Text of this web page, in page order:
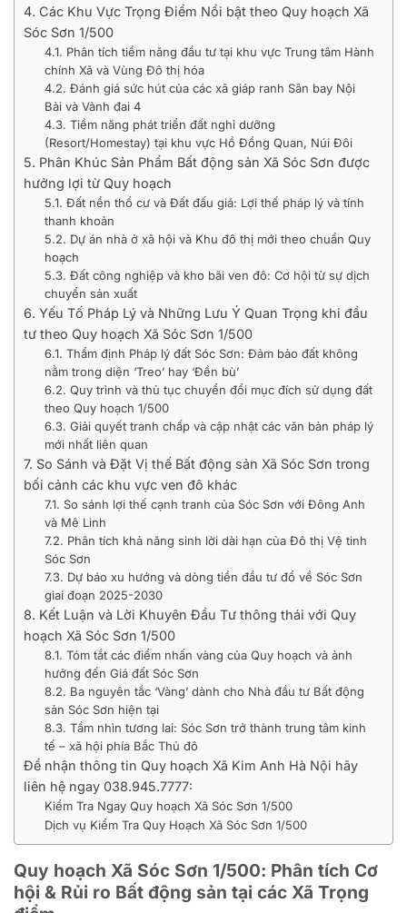
4. Các Khu Vực Trọng Điểm Nổi bật theo Quy hoạch Xã
Sóc Sơn 1/500
4.1. Phân tích tiềm năng đầu tư tại khu vực Trung tâm Hành
chính Xã và Vùng Đô thị hóa
4.2. Đánh giá sức hút của các xã giáp ranh Sân bay Nội
Bài và Vành đai 4
4.3. Tiềm năng phát triển đất nghỉ dưỡng
(Resort/Homestay) tại khu vực Hồ Đồng Quan, Núi Đôi
5. Phân Khúc Sản Phẩm Bất động sản Xã Sóc Sơn được
hưởng lợi từ Quy hoạch
5.1. Đất nền thổ cư và Đất đấu giá: Lợi thế pháp lý và tính
thanh khoản
5.2. Dự án nhà ở xã hội và Khu đô thị mới theo chuẩn Quy
hoạch
5.3. Đất công nghiệp và kho bãi ven đô: Cơ hội từ sự dịch
chuyển sản xuất
6. Yếu Tố Pháp Lý và Những Lưu Ý Quan Trọng khi đầu
tư theo Quy hoạch Xã Sóc Sơn 1/500
6.1. Thẩm định Pháp lý đất Sóc Sơn: Đảm bảo đất không
nằm trong diện ‘Treo’ hay ‘Đền bù’
6.2. Quy trình và thủ tục chuyển đổi mục đích sử dụng đất
theo Quy hoạch 1/500
6.3. Giải quyết tranh chấp và cập nhật các văn bản pháp lý
mới nhất liên quan
7. So Sánh và Đặt Vị thế Bất động sản Xã Sóc Sơn trong
bối cảnh các khu vực ven đô khác
7.1. So sánh lợi thế cạnh tranh của Sóc Sơn với Đông Anh
và Mê Linh
7.2. Phân tích khả năng sinh lời dài hạn của Đô thị Vệ tinh
Sóc Sơn
7.3. Dự báo xu hướng và dòng tiền đầu tư đổ về Sóc Sơn
giai đoạn 2025-2030
8. Kết Luận và Lời Khuyên Đầu Tư thông thái với Quy
hoạch Xã Sóc Sơn 1/500
8.1. Tóm tắt các điểm nhấn vàng của Quy hoạch và ảnh
hưởng đến Giá đất Sóc Sơn
8.2. Ba nguyên tắc ‘Vàng’ dành cho Nhà đầu tư Bất động
sản Sóc Sơn hiện tại
8.3. Tầm nhìn tương lai: Sóc Sơn trở thành trung tâm kinh
tế – xã hội phía Bắc Thủ đô
Để nhận thông tin Quy hoạch Xã Kim Anh Hà Nội hãy
liên hệ ngay 038.945.7777:
Kiểm Tra Ngay Quy hoạch Xã Sóc Sơn 1/500
Dịch vụ Kiểm Tra Quy Hoạch Xã Sóc Sơn 1/500
Quy hoạch Xã Sóc Sơn 1/500: Phân tích Cơ
hội & Rủi ro Bất động sản tại các Xã Trọng